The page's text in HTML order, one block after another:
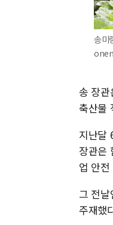
송미
송 장
축산물
지난달
장관은
업 안
그 전
주재했